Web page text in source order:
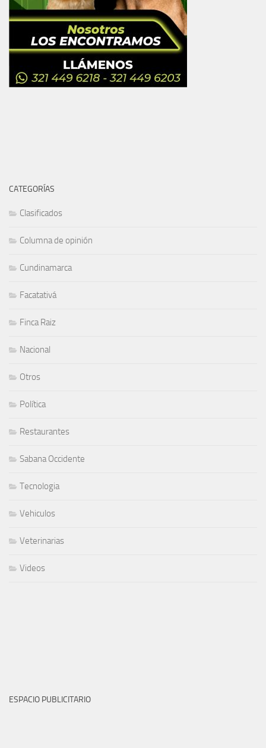
CATEGORÍAS
Clasificados
Columna de opinión
Cundinamarca
Facatativá
Finca Raiz
Nacional
Otros
Política
Restaurantes
Sabana Occidente
Tecnologia
Vehiculos
Veterinarias
Videos
ESPACIO PUBLICITARIO